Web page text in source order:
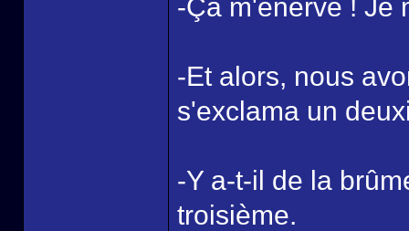
-Ça m'énèrve ! Je
-Et alors, nous
s'exclama un
-Y a-t-il de la
troisième.